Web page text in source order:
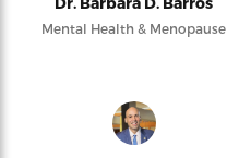
Mental Health & Menopause